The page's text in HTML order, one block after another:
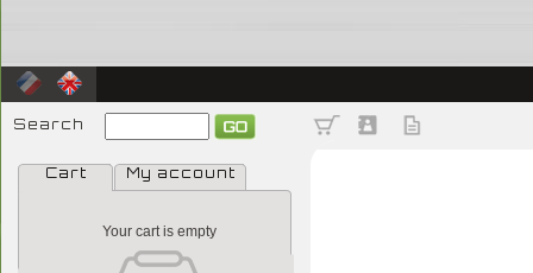
Search
Cart My account
Your cart is empty